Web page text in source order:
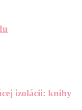
izolácii: knihy